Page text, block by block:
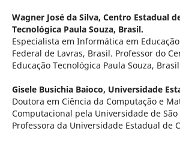
Wagner José da Silva, Centro Estadual
Tecnológica Paula Souza, Brasil.
Especialista em Informática em
Federal de Lavras, Brasil. Professor do
Educação Tecnológica Paula Souza,
Gisele Busichia Baioco, Universidade
Doutora em Ciência da Computação e
Computacional pela Universidade de São
Professora da Universidade Estadual de